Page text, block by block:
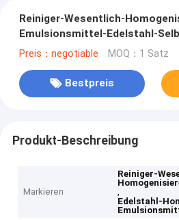
Reiniger-Wesentlich-
Emulsionsmittel-Edelstahl-
Mischer
Preis：negotiable MOQ：1 Satz
Bestpreis
Produkt-Beschreibung
Markieren
Reiniger-
,
Edelstahl-